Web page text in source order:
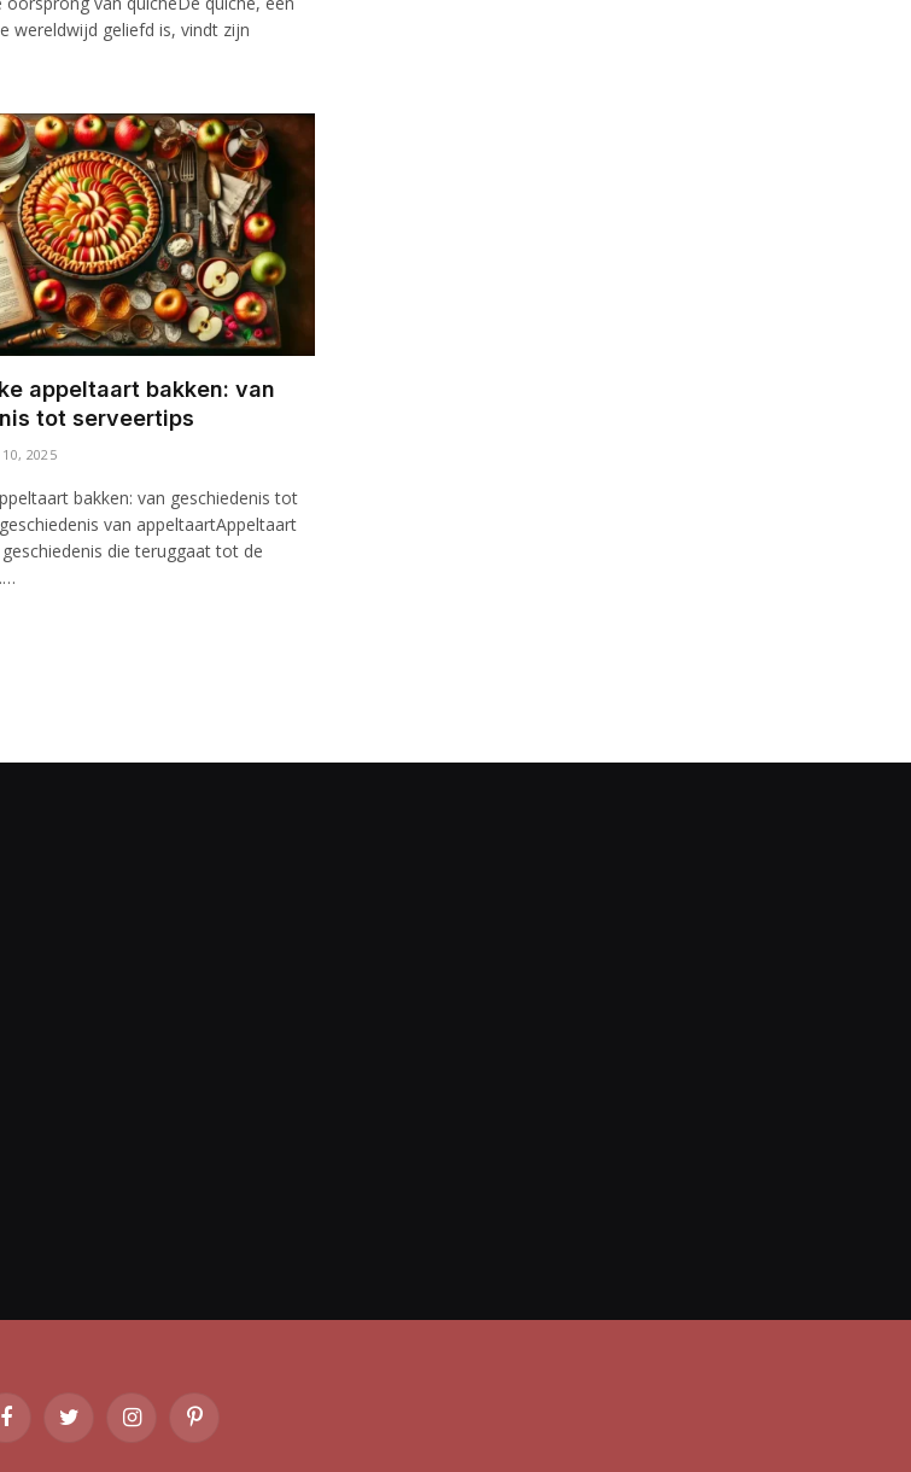
wereldwijd geliefd is, vindt zijn
appeltaart bakken: van
tot serveertips
10, 2025
bakken: van geschiedenis tot
van appeltaartAppeltaart
die teruggaat tot de
FacebookTwitter InstagramPinterest